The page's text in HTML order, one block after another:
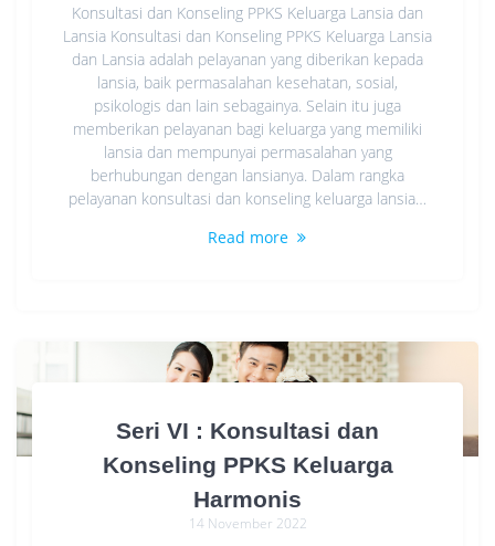
Konsultasi dan Konseling PPKS Keluarga Lansia dan
Lansia Konsultasi dan Konseling PPKS Keluarga Lansia
dan Lansia adalah pelayanan yang diberikan kepada
lansia, baik permasalahan kesehatan, sosial,
psikologis dan lain sebagainya. Selain itu juga
memberikan pelayanan bagi keluarga yang memiliki
lansia dan mempunyai permasalahan yang
berhubungan dengan lansianya. Dalam rangka
pelayanan konsultasi dan konseling keluarga lansia…
Read more
Seri VI : Konsultasi dan
Konseling PPKS Keluarga
Harmonis
14 November 2022